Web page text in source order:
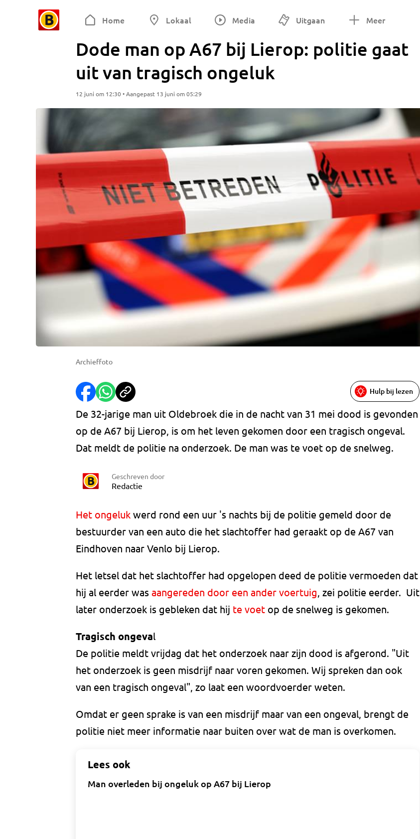
Home Lokaal Media Uitgaan Meer
Dode man op A67 bij Lierop: politie gaat
uit van tragisch ongeluk
12 juni om 12:30 • Aangepast 13 juni om 05:29
Archieffoto
Hulp bij lezen
De 32-jarige man uit Oldebroek die in de nacht van 31 mei dood is gevonden
op de A67 bij Lierop, is om het leven gekomen door een tragisch ongeval.
Dat meldt de politie na onderzoek. De man was te voet op de snelweg.
Geschreven door
Redactie
Het ongeluk werd rond een uur 's nachts bij de politie gemeld door de
bestuurder van een auto die het slachtoffer had geraakt op de A67 van
Eindhoven naar Venlo bij Lierop.
Het letsel dat het slachtoffer had opgelopen deed de politie vermoeden dat
hij al eerder was aangereden door een ander voertuig, zei politie eerder. Uit
later onderzoek is gebleken dat hij te voet op de snelweg is gekomen.
Tragisch ongeval
De politie meldt vrijdag dat het onderzoek naar zijn dood is afgerond. "Uit
het onderzoek is geen misdrijf naar voren gekomen. Wij spreken dan ook
van een tragisch ongeval", zo laat een woordvoerder weten.
Omdat er geen sprake is van een misdrijf maar van een ongeval, brengt de
politie niet meer informatie naar buiten over wat de man is overkomen.
Lees ook
Man overleden bij ongeluk op A67 bij Lierop